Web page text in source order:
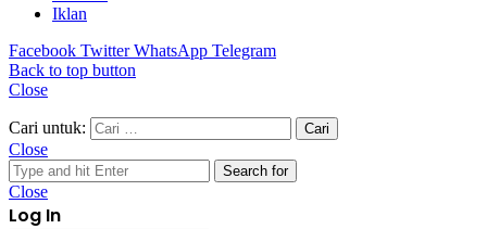
Iklan
Facebook Twitter WhatsApp Telegram
Back to top button
Close
Cari untuk:
Close
Search for
Close
Log In